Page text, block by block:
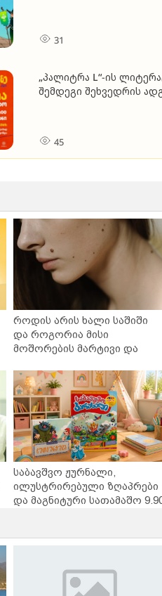
31
„პალიტრა L“-ის
შემდეგი შეხვედრის
45
როდის არის ხალი საშიში
და როგორია მისი
მოშორების მარტივი და
საბავშვო ჟურნალი,
ილუსტრირებული ზღაპრები
და მაგნიტური სათამაშო
სერია დაიწყო